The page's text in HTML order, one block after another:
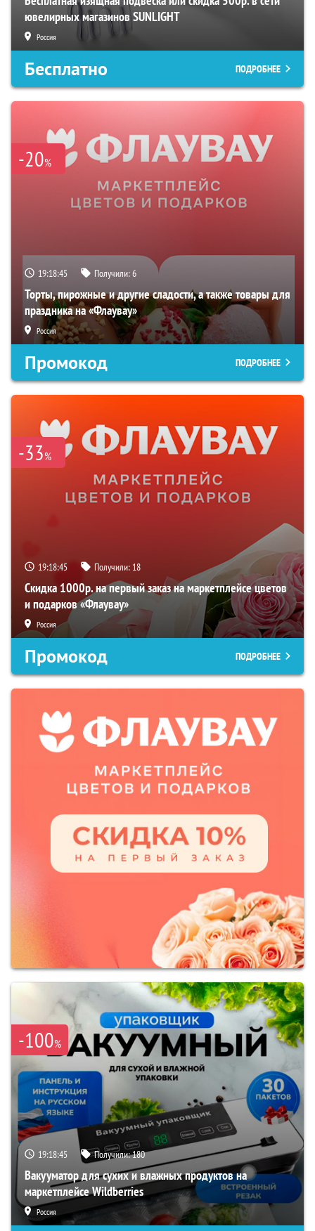
ювелирных магазинов SUNLIGHT
Россия
Бесплатно ПОДРОБНЕЕ
-20%
19:18:44 Получили:6
Торты, пирожные и другие сладости, а также товары для
праздника на «Флаувау»
Россия
Промокод ПОДРОБНЕЕ
-33%
19:18:44 Получили: 18
Скидка 1000р. на первый заказ на маркетплейсе цветов
и подарков «Флаувау»
Россия
Промокод ПОДРОБНЕЕ
-100%
19:18:44 Получили:180
Вакууматор для сухих и влажных продуктов на
маркетплейсе Wildberries
Россия